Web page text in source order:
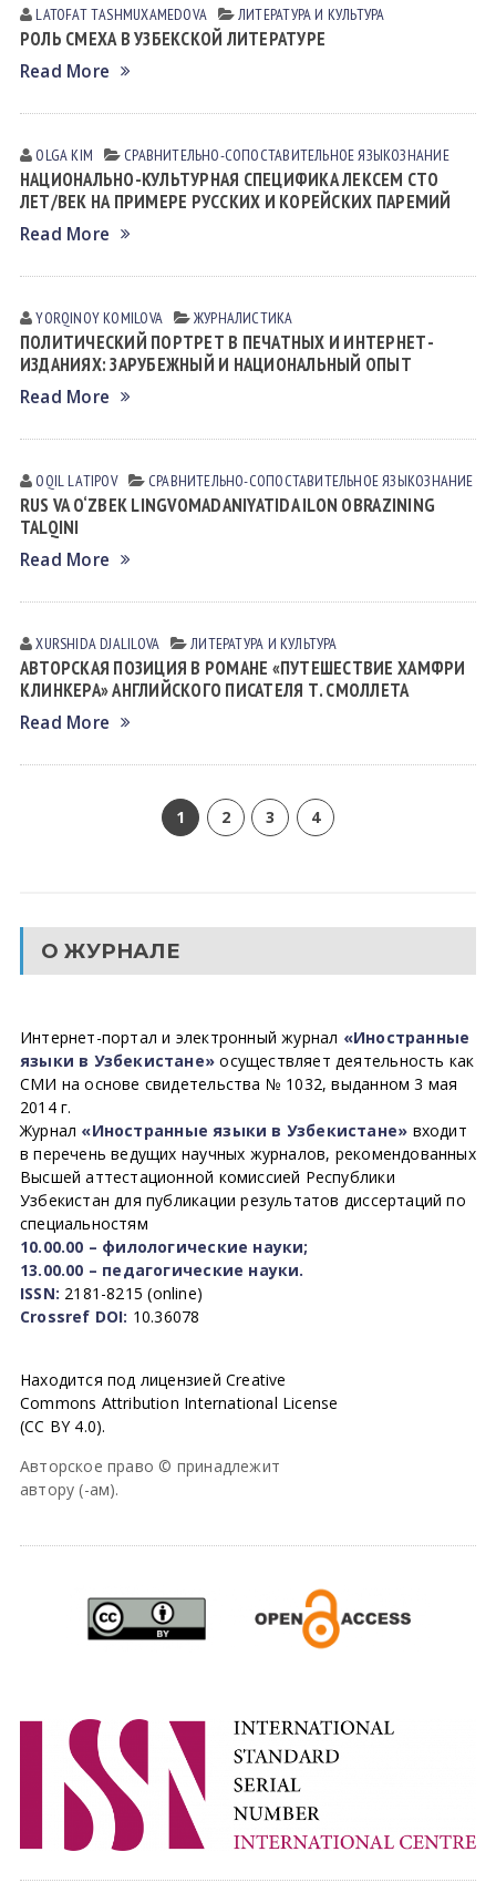
LATOFAT TАSHMUXАMEDOVА ЛИТЕРАТУРА И КУЛЬТУРА
РОЛЬ СМЕХА В УЗБЕКСКОЙ ЛИТЕРАТУРЕ
Read More
OLGA KIM СРАВНИТЕЛЬНО-СОПОСТАВИТЕЛЬНОЕ ЯЗЫКОЗНАНИЕ
НАЦИОНАЛЬНО-КУЛЬТУРНАЯ СПЕЦИФИКА ЛЕКСЕМ СТО
ЛЕТ/ВЕК НА ПРИМЕРЕ РУССКИХ И КОРЕЙСКИХ ПАРЕМИЙ
Read More
YORQINOY KOMILOVA ЖУРНАЛИСТИКА
ПОЛИТИЧЕСКИЙ ПОРТРЕТ В ПЕЧАТНЫХ И ИНТЕРНЕТ-
ИЗДАНИЯХ: ЗАРУБЕЖНЫЙ И НАЦИОНАЛЬНЫЙ ОПЫТ
Read More
OQIL LАTIPOV СРАВНИТЕЛЬНО-СОПОСТАВИТЕЛЬНОЕ ЯЗЫКОЗНАНИЕ
RUS VA O‘ZBEK LINGVOMADANIYATIDA ILON OBRAZINING
TALQINI
Read More
XURSHIDA DJALILOVA ЛИТЕРАТУРА И КУЛЬТУРА
АВТОРСКАЯ ПОЗИЦИЯ В РОМАНЕ «ПУТЕШЕСТВИЕ ХАМФРИ
КЛИНКЕРА» АНГЛИЙСКОГО ПИСАТЕЛЯ Т. СМОЛЛЕТА
Read More
1 2 3 4
О ЖУРНАЛЕ
Интернет-портал и электронный журнал «Иностранные
языки в Узбекистане» осуществляет деятельность как
СМИ на основе свидетельства № 1032, выданном 3 мая
2014 г.
Журнал «Иностранные языки в Узбекистане» входит
в перечень ведущих научных журналов, рекомендованных
Высшей аттестационной комиссией Республики
Узбекистан для публикации результатов диссертаций по
специальностям
10.00.00 – филологические науки;
13.00.00 – педагогические науки.
ISSN: 2181-8215 (online)
Crossref DOI: 10.36078
Находится под лицензией Creative
Commons Attribution International License
(CC BY 4.0).
Авторское право © принадлежит
автору (-ам).